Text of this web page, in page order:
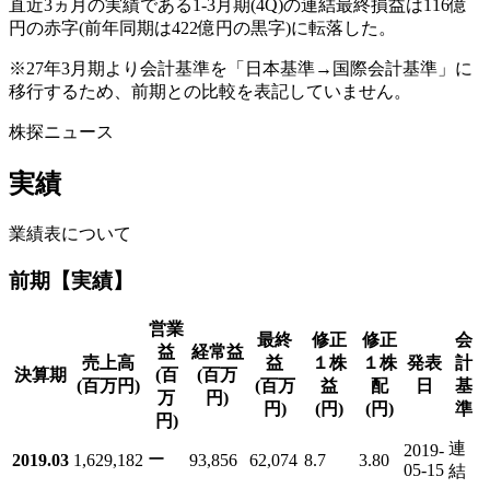
直近3ヵ月の実績である1-3月期(4Q)の連結最終損益は116億
円の赤字(前年同期は422億円の黒字)に転落した。
※27年3月期より会計基準を「日本基準→国際会計基準」に
移行するため、前期との比較を表記していません。
株探ニュース
実績
業績表について
前期【実績】
決算期
売上高
(百万円)
営業
益
(百
万
円)
経常益
(百万
円)
最終
益
(百万
円)
修正
１株
益
(円)
修正
１株
配
(円)
発表
日
会
計
基
準
2019.03 1,629,182 ー 93,856 62,074 8.7 3.80
2019-
05-15
連
結